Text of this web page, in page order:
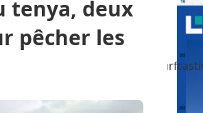
tenya, deux
pêcher les